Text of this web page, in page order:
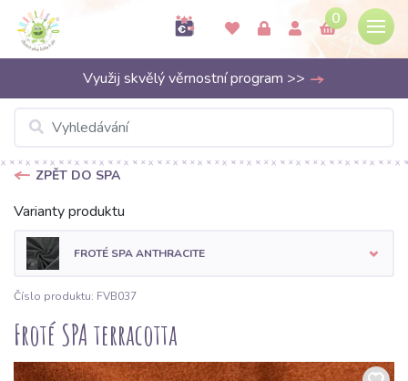
0
Využij skvělý věrnostní program >>
ZPĚT DO SPA
Varianty produktu
FROTÉ SPA ANTHRACITE
Číslo produktu: FVB037
Froté SPA terracotta